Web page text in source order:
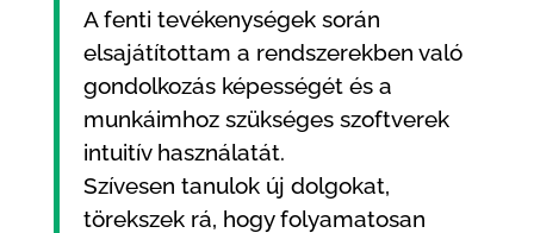
A fenti tevékenységek során
elsajátítottam a rendszerekben való
gondolkozás képességét és a
munkáimhoz szükséges szoftverek
intuitív használatát.
Szívesen tanulok új dolgokat,
törekszek rá, hogy folyamatosan